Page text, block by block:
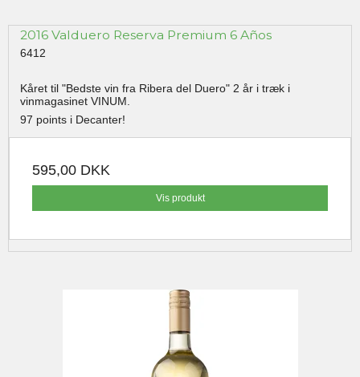
2016 Valduero Reserva Premium 6 Años
6412
Kåret til "Bedste vin fra Ribera del Duero" 2 år i træk i
vinmagasinet VINUM.
97 points i Decanter!
595,00 DKK
Vis produkt